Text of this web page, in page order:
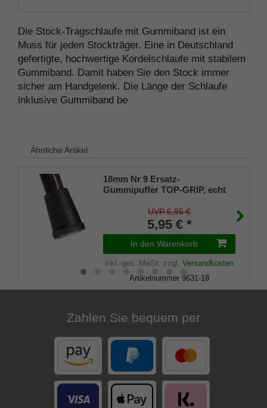
Die Stock-Tragschlaufe mit Gummiband ist ein
Muss für jeden Stockträger. Eine in Deutschland
gefertigte, hochwertige Kordelschlaufe mit stabilem
Gummiband. Damit haben Sie den Stock immer
sicher am Handgelenk. Die Länge der Schlaufe
inklusive Gummiband be
Ähnliche Artikel
18mm Nr 9 Ersatz-
Gummipuffer TOP-GRIP, echt
UVP 6,95 €
5,95 € *
In den Warenkorb
inkl. ges. MwSt. zzgl. Versandkosten
Artikelnummer 9631-18
Merkliste
Zahlen Sie bequem per